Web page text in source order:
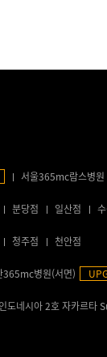
서울365mc람스병원
분당점 일산점
청주점 천안점
365mc병원(서면)
인도네시아 2호 자카르타